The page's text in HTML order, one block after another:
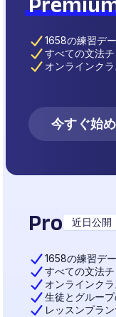
1658の練習デ
すべての文法
オンラインク
今すぐ始
Pro 近日公開
1658の練習デ
すべての文法
オンラインク
生徒とグルー
レッスンプラ